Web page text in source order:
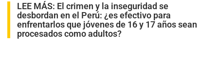
LEE MÁS: El crimen y la inseguridad se
desbordan en el Perú: ¿es efectivo para
enfrentarlos que jóvenes de 16 y 17 años sean
procesados como adultos?